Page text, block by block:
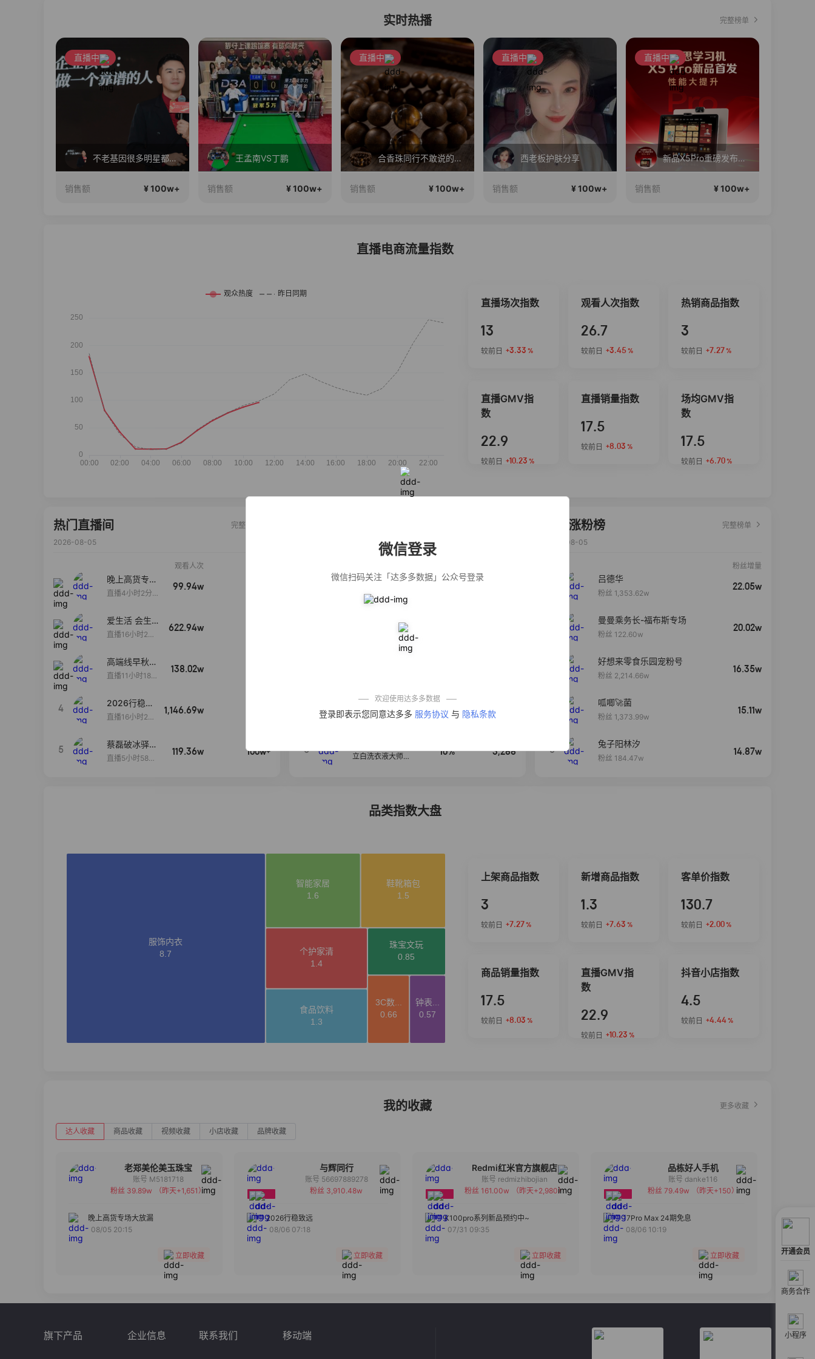
开通会员
商务合作
小程序
微信登录
微信扫码关注「达多多数据」公众号登录
欢迎使用达多多数据
登录即表示您同意达多多 服务协议 与 隐私条款
实时热播 完整榜单
直播中
不老基因很多明星都在用，好评率高于同行96%
销售额 ¥ 100w+
王孟南VS丁鹏
销售额 ¥ 100w+
直播中
合香珠同行不敢说的秘密~
销售额 ¥ 100w+
直播中
西老板护肤分享
销售额 ¥ 100w+
直播中
新品X5Pro重磅发布！性能大提升！首发补贴还送千元好礼！
销售额 ¥ 100w+
直播电商流量指数
直播场次指数
13
较前日 +3.33 %
观看人次指数
26.7
较前日 +3.45 %
热销商品指数
3
较前日 +7.27%
直播GMV指
数
22.9
较前日 +10.23 %
直播销量指数
17.5
较前日 +8.03 %
场均GMV指
数
17.5
较前日 +6.70%
热门直播间
完整榜单
2026-08-05
观看人次
晚上高货专场
大放漏
直播4小时2分5
99.94w
爱生活 会生
活
直播16小时24
622.94w
高端线早秋现
货首发
直播11小时18分
138.02w
4
2026行稳致
远
直播16小时20
1,146.69w
5
蔡磊破冰驿站
直播间好物分
直播5小时58分
119.36w 100w+
【净浮生】油污
重油污去油王污
公仔牌顽渍净洗
衣粉轻松搓洗去
污渍除菌除螨3倍
洁净去渍家用去
免煮开袋即食劲
麦醉侠 湿凉皮7袋
*310g/袋红油麻
5% 3,816
5
立白洗衣液大师
10% 3,288
达人涨粉榜
完整榜单
2026-08-05
粉丝增量
吕德华
粉丝 1,353.62w
22.05w
曼曼乘务长-福布斯专场
粉丝 122.60w
20.02w
好想来零食乐园宠粉号
粉丝 2,214.66w
16.35w
呱唧🚀菌
粉丝 1,373.99w
15.11w
5
兔子阳林汐
粉丝 184.47w
14.87w
品类指数大盘
上架商品指数
3
较前日 +7.27%
新增商品指数
1.3
较前日 +7.63 %
客单价指数
130.7
较前日 +2.00%
商品销量指数
17.5
较前日 +8.03 %
直播GMV指
数
22.9
较前日 +10.23 %
抖音小店指数
4.5
较前日 +4.44%
我的收藏 更多收藏
达人收藏 商品收藏 视频收藏 小店收藏 品牌收藏
老郑美伦美玉珠宝
备注
分组
账号 M5181718
粉丝 39.89w
（昨天+1,651）
晚上高货专场大放漏
08/05 20:15
立即收藏
与辉同行
备注
账号 56697889278
粉丝 3,910.48w
2026行稳致远
08/06 07:18
立即收藏
Redmi红米官方旗舰店
备注
分组
账号 redmizhibojian
粉丝 161.00w
（昨天+2,980）
K100pro系列新品预约中~
07/31 09:35
立即收藏
品栋好人手机
备注
分组
账号 danke116
粉丝 79.49w
（昨天+150）
17Pro Max 24期免息
08/06 10:19
立即收藏
旗下产品 企业信息 联系我们 移动端